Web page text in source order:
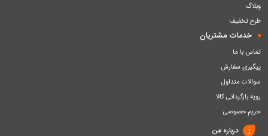
وبلاگ
طرح تخفیف
خدمات مشتریان
تماس با ما
پیگیری سفارش
سوالات متداول
رویه بازگردانی کالا
حریم خصوصی
درباره من